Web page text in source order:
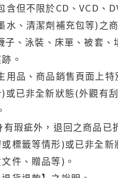
但不限於CD、VCD、
、清潔劑補充包等)之
、泳裝、床單、被套
。
品、商品銷售頁面上
已非全新狀態(外觀有
瑕疵外，退回之商品
標籤等情形)或已非全
件、贈品等)。